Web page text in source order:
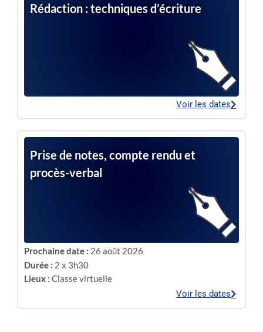
Rédaction : techniques d’écriture
Voir les dates
Prise de notes, compte rendu et
procès-verbal
Prochaine date : 26 août 2026
Durée : 2 x 3h30
Lieux : Classe virtuelle
Voir les dates